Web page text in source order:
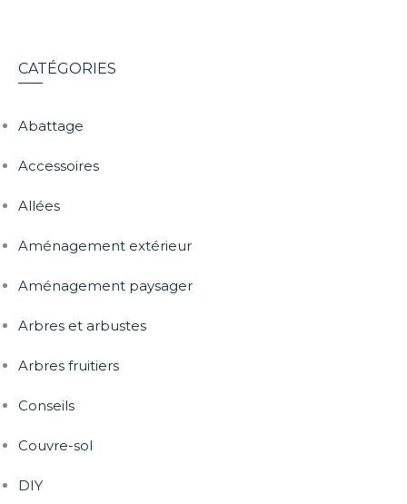
CATÉGORIES
Abattage
Accessoires
Allées
Aménagement extérieur
Aménagement paysager
Arbres et arbustes
Arbres fruitiers
Conseils
Couvre-sol
DIY